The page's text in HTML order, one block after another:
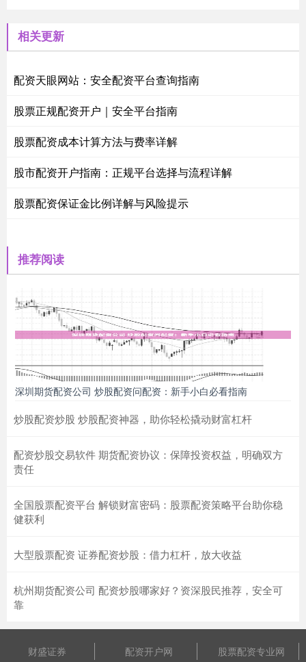
相关更新
配资天眼网站：安全配资平台查询指南
股票正规配资开户｜安全平台指南
股票配资成本计算方法与费率详解
股市配资开户指南：正规平台选择与流程详解
股票配资保证金比例详解与风险提示
推荐阅读
深圳期货配资公司 炒股配资问配资：新手小白必看指南
炒股配资炒股 炒股配资神器，助你轻松撬动财富杠杆
配资炒股交易软件 期货配资协议：保障投资权益，明确双方
责任
全国股票配资平台 解锁财富密码：股票配资策略平台助你稳
健获利
大型股票配资 证券配资炒股：借力杠杆，放大收益
杭州期货配资公司 配资炒股哪家好？资深股民推荐，安全可
靠
财盛证券 配资开户网 股票配资专业网